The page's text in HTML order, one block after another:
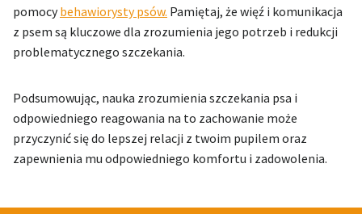
pomocybehawiorysty psów. Pamiętaj, że więź i komunikacja
z psem są kluczowe dla zrozumienia jego potrzeb i redukcji
problematycznego szczekania.
Podsumowując, nauka zrozumienia szczekania psa i
odpowiedniego reagowania na to zachowanie może
przyczynić się do lepszej relacji z twoim pupilem oraz
zapewnienia mu odpowiedniego komfortu i zadowolenia.